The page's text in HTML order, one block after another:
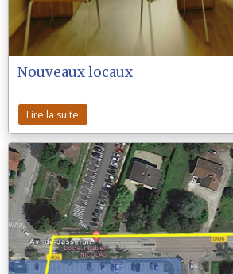
Nouveaux locaux
Lire la suite